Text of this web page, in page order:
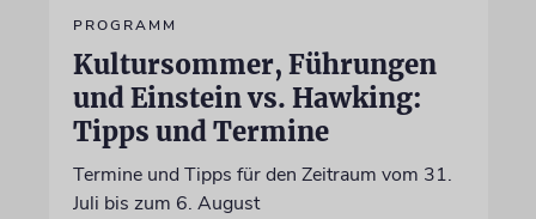
PROGRAMM
Kultursommer, Führungen
und Einstein vs. Hawking:
Tipps und Termine
Termine und Tipps für den Zeitraum vom 31.
Juli bis zum 6. August